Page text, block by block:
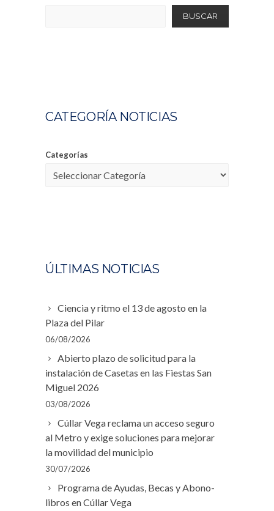
BUSCAR
CATEGORÍA NOTICIAS
Categorías
ÚLTIMAS NOTICIAS
Ciencia y ritmo el 13 de agosto en la
Plaza del Pilar
06/08/2026
Abierto plazo de solicitud para la
instalación de Casetas en las Fiestas San
Miguel 2026
03/08/2026
Cúllar Vega reclama un acceso seguro
al Metro y exige soluciones para mejorar
la movilidad del municipio
30/07/2026
Programa de Ayudas, Becas y Abono-
libros en Cúllar Vega